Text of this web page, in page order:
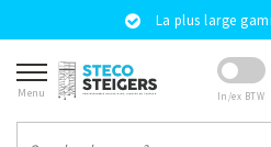
La plus large
Menu In/ex BTW